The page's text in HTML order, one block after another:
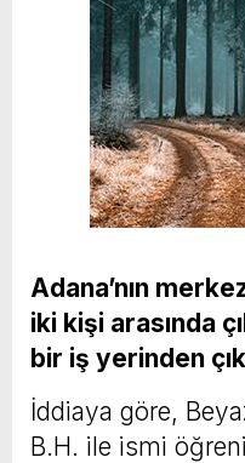
Adana’nın
iki kişi arasında
bir iş yerinden
İddiaya göre,
B.H. ile ismi